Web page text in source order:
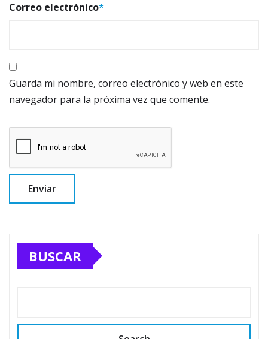
Correo electrónico*
Guarda mi nombre, correo electrónico y web en este
navegador para la próxima vez que comente.
BUSCAR